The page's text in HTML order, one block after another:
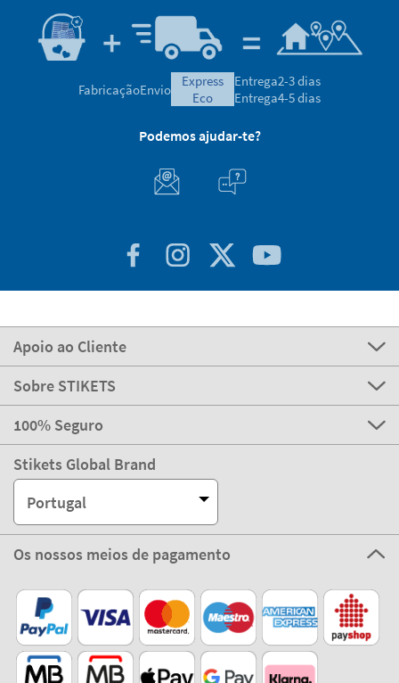
FabricaçãoEnvio
express
eco
Entrega2-3 dias
Entrega4-5 dias
Podemos ajudar-te?
Apoio ao Cliente
Sobre STIKETS
100% Seguro
Stikets Global Brand
Portugal
Os nossos meios de pagamento